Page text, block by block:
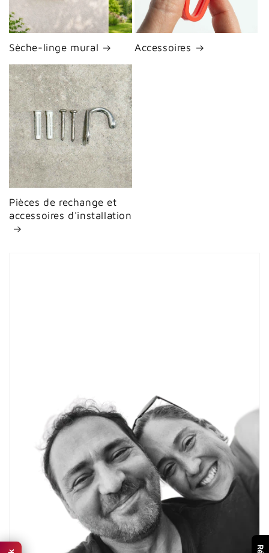
Sèche-linge mural Accessoires
Pièces de rechange et
accessoires d'installation